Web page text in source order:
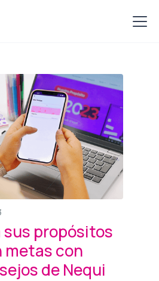
propósitos
metas con
de Nequi